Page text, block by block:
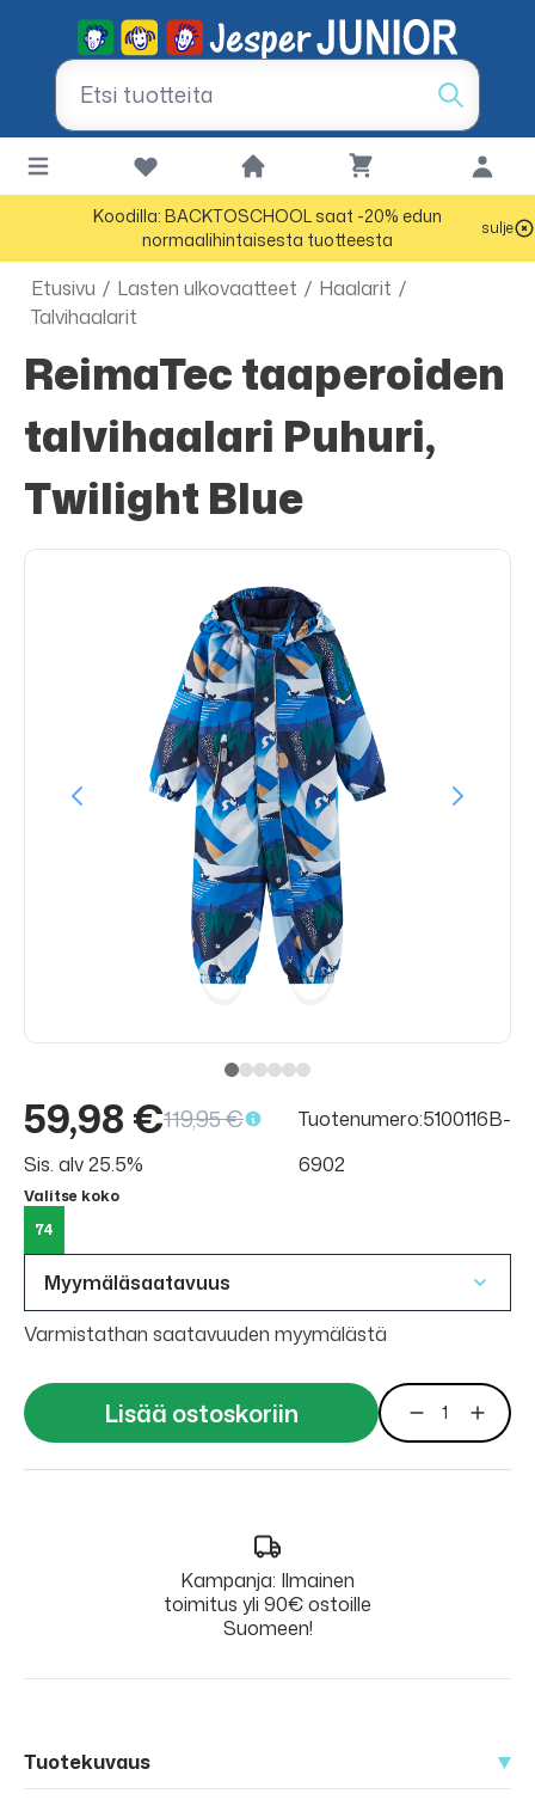
Koodilla: BACKTOSCHOOL saat -20% edun
normaalihintaisesta tuotteesta
sulje
Etusivu / Lasten ulkovaatteet / Haalarit /
Talvihaalarit
ReimaTec taaperoiden
talvihaalari Puhuri,
Twilight Blue
59,98 €119,95 €
Sis. alv 25.5%
Tuotenumero:5100116B-
6902
Valitse koko
74
Myymäläsaatavuus
Varmistathan saatavuuden myymälästä
Lisää ostoskoriin
Kampanja: Ilmainen
toimitus yli 90€ ostoille
Suomeen!
Tuotekuvaus